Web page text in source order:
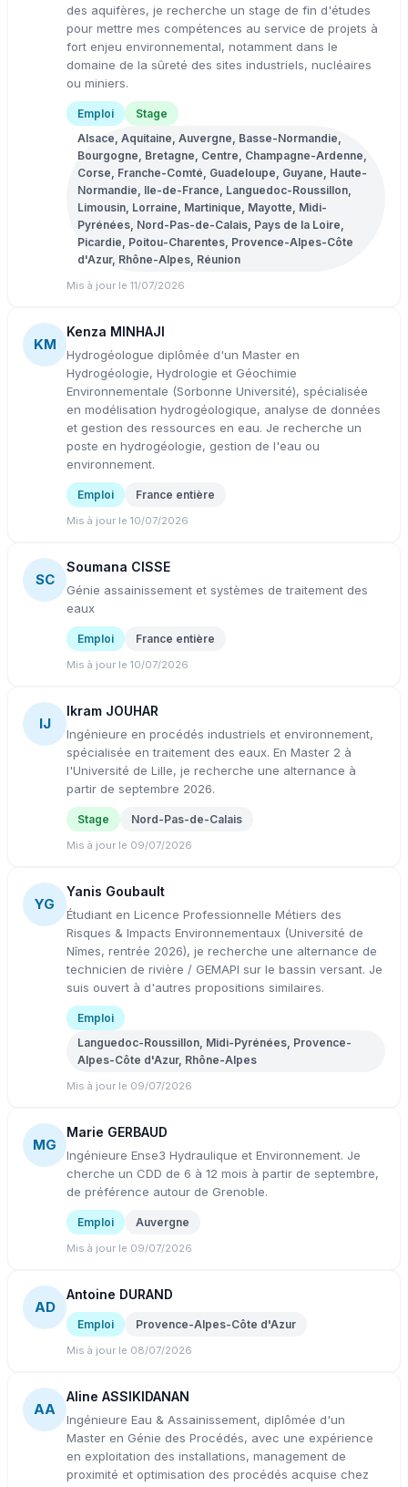
des aquifères, je recherche un stage de fin d'études
pour mettre mes compétences au service de projets à
fort enjeu environnemental, notamment dans le
domaine de la sûreté des sites industriels, nucléaires
ou miniers.
Emploi
Stage
Alsace, Aquitaine, Auvergne, Basse-Normandie,
Bourgogne, Bretagne, Centre, Champagne-Ardenne,
Corse, Franche-Comté, Guadeloupe, Guyane, Haute-
Normandie, Ile-de-France, Languedoc-Roussillon,
Limousin, Lorraine, Martinique, Mayotte, Midi-
Pyrénées, Nord-Pas-de-Calais, Pays de la Loire,
Picardie, Poitou-Charentes, Provence-Alpes-Côte
d'Azur, Rhône-Alpes, Réunion
Mis à jour le 11/07/2026
KM
Kenza MINHAJI
Hydrogéologue diplômée d'un Master en
Hydrogéologie, Hydrologie et Géochimie
Environnementale (Sorbonne Université), spécialisée
en modélisation hydrogéologique, analyse de données
et gestion des ressources en eau. Je recherche un
poste en hydrogéologie, gestion de l'eau ou
environnement.
Emploi France entière
Mis à jour le 10/07/2026
SC
Soumana CISSE
Génie assainissement et systèmes de traitement des
eaux
Emploi France entière
Mis à jour le 10/07/2026
IJ
Ikram JOUHAR
Ingénieure en procédés industriels et environnement,
spécialisée en traitement des eaux. En Master 2 à
l'Université de Lille, je recherche une alternance à
partir de septembre 2026.
Stage Nord-Pas-de-Calais
Mis à jour le 09/07/2026
YG
Yanis Goubault
Étudiant en Licence Professionnelle Métiers des
Risques & Impacts Environnementaux (Université de
Nîmes, rentrée 2026), je recherche une alternance de
technicien de rivière / GEMAPI sur le bassin versant. Je
suis ouvert à d'autres propositions similaires.
Emploi
Languedoc-Roussillon, Midi-Pyrénées, Provence-
Alpes-Côte d'Azur, Rhône-Alpes
Mis à jour le 09/07/2026
MG
Marie GERBAUD
Ingénieure Ense3 Hydraulique et Environnement. Je
cherche un CDD de 6 à 12 mois à partir de septembre,
de préférence autour de Grenoble.
Emploi Auvergne
Mis à jour le 09/07/2026
AD
Antoine DURAND
Emploi Provence-Alpes-Côte d'Azur
Mis à jour le 08/07/2026
AA
Aline ASSIKIDANAN
Ingénieure Eau & Assainissement, diplômée d'un
Master en Génie des Procédés, avec une expérience
en exploitation des installations, management de
proximité et optimisation des procédés acquise chez